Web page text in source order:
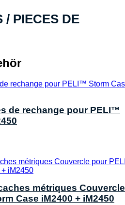
/ PIECES DE
de rechange pour PELI™
métriques Couvercle
Case iM2400 + iM2450